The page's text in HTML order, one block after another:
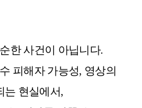
한 사건이 아닙니다.
피해자 가능성, 영상의
는 현실에서,